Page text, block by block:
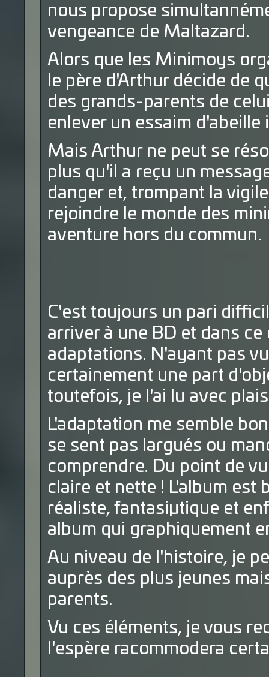
nous propose
vengeance de Maltazard.
Alors que les Minimoys
le père d'Arthur décide de
des grands-parents de
enlever un essaim
Mais Arthur ne peut se
plus qu'il a reçu un
danger et, trompant la
rejoindre le monde des
aventure hors du commun.
C'est toujours un pari
arriver à une BD et dans
adaptations. N'ayant pas
certainement une part
toutefois, je l'ai lu avec
L'adaptation me semble
se sent pas largués ou
comprendre. Du point de
claire et nette ! L'album est
réaliste, fantasiµtique et
album qui graphiquement
Au niveau de l'histoire, je
auprès des plus jeunes
parents.
Vu ces éléments, je vous
l'espère racommodera